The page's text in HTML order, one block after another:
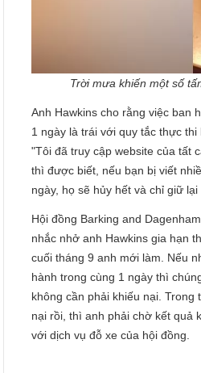
Trời mưa khiến một số
Anh Hawkins cho rằng việc ban
1 ngày là trái với quy tắc thực thi
"Tôi đã truy cập website của tất
thì được biết, nếu bạn bị viết
ngày, họ sẽ hủy hết và chỉ giữ lại
Hội đồng Barking and
nhắc nhở anh Hawkins gia hạn
cuối tháng 9 anh mới làm. Nếu
hành trong cùng 1 ngày thì
không cần phải khiếu nại.
nại rồi, thì anh phải chờ kết quả
với dịch vụ đỗ xe của hội đồng.